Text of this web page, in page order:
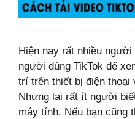
Hiện nay rất nhiều người
người dùng TikTok để
trí trên thiết bị điện thoại
Nhưng lại rất ít người
máy tính. Nếu bạn cũng